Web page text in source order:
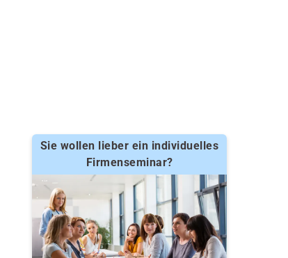
Sie wollen lieber ein individuelles
Firmenseminar?